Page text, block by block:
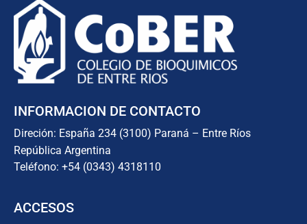
INFORMACION DE CONTACTO
Direción: España 234 (3100) Paraná – Entre Ríos
República Argentina
Teléfono: +54 (0343) 4318110
ACCESOS